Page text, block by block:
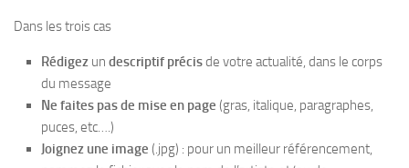
Dans les trois cas
Rédigez un descriptif précisde votre actualité, dans le corps
du message
Ne faites pas de mise en page (gras, italique, paragraphes,
puces, etc….)
Joignez une image (.jpg) : pour un meilleur référencement,